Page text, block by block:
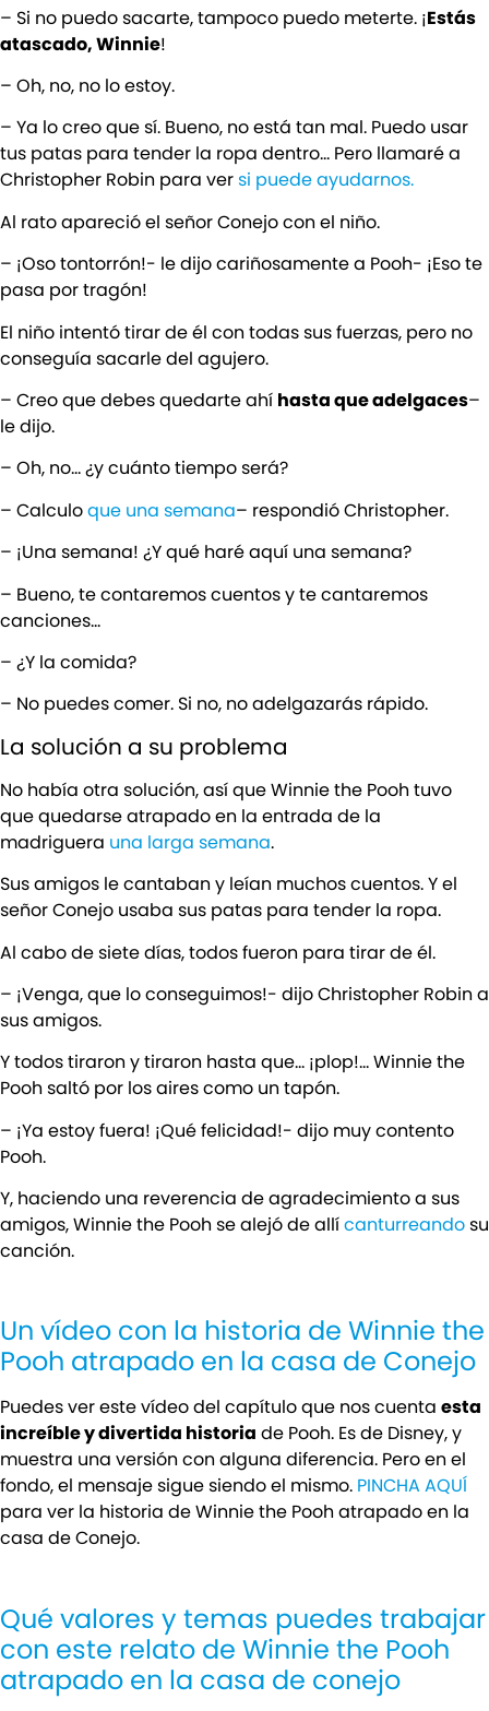
– Si no puedo sacarte, tampoco puedo meterte. ¡Estás
atascado, Winnie!
– Oh, no, no lo estoy.
– Ya lo creo que sí. Bueno, no está tan mal. Puedo usar
tus patas para tender la ropa dentro… Pero llamaré a
Christopher Robin para versi puede ayudarnos.
Al rato apareció el señor Conejo con el niño.
– ¡Oso tontorrón!- le dijo cariñosamente a Pooh- ¡Eso te
pasa por tragón!
El niño intentó tirar de él con todas sus fuerzas, pero no
conseguía sacarle del agujero.
– Creo que debes quedarte ahí hasta que adelgaces–
le dijo.
– Oh, no… ¿y cuánto tiempo será?
– Calculoque una semana– respondió Christopher.
– ¡Una semana! ¿Y qué haré aquí una semana?
– Bueno, te contaremos cuentos y te cantaremos
canciones…
– ¿Y la comida?
– No puedes comer. Si no, no adelgazarás rápido.
La solución a su problema
No había otra solución, así que Winnie the Pooh tuvo
que quedarse atrapado en la entrada de la
madriguera una larga semana.
Sus amigos le cantaban y leían muchos cuentos. Y el
señor Conejo usaba sus patas para tender la ropa.
Al cabo de siete días, todos fueron para tirar de él.
– ¡Venga, que lo conseguimos!- dijo Christopher Robin a
sus amigos.
Y todos tiraron y tiraron hasta que… ¡plop!… Winnie the
Pooh saltó por los aires como un tapón.
– ¡Ya estoy fuera! ¡Qué felicidad!- dijo muy contento
Pooh.
Y, haciendo una reverencia de agradecimiento a sus
amigos, Winnie the Pooh se alejó de allícanturreandosu
canción.
Un vídeo con la historia de Winnie the
Pooh atrapado en la casa de Conejo
Puedes ver este vídeo del capítulo que nos cuenta esta
increíble y divertida historia de Pooh. Es de Disney, y
muestra una versión con alguna diferencia. Pero en el
fondo, el mensaje sigue siendo el mismo. PINCHA AQUÍ
para ver la historia de Winnie the Pooh atrapado en la
casa de Conejo.
Qué valores y temas puedes trabajar
con este relato de Winnie the Pooh
atrapado en la casa de conejo